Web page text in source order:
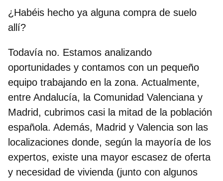
¿Habéis hecho ya alguna compra de suelo
allí?
Todavía no. Estamos analizando
oportunidades y contamos con un pequeño
equipo trabajando en la zona. Actualmente,
entre Andalucía, la Comunidad Valenciana y
Madrid, cubrimos casi la mitad de la población
española. Además, Madrid y Valencia son las
localizaciones donde, según la mayoría de los
expertos, existe una mayor escasez de oferta
y necesidad de vivienda (junto con algunos